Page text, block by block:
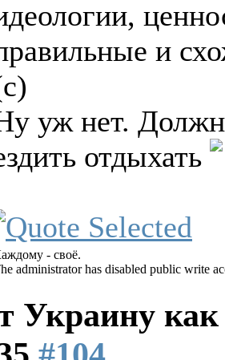
и
уж нет.
отдыхать
- своё.
administrator has disabled public write
Украину как